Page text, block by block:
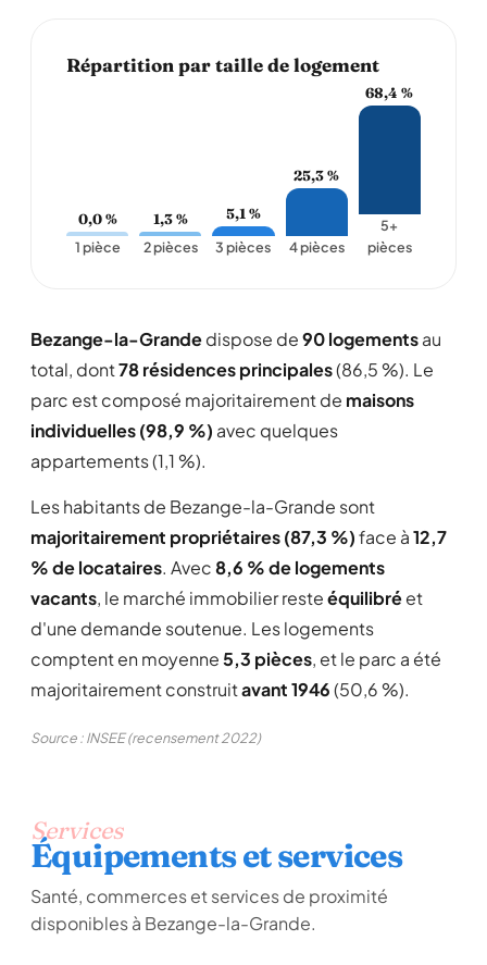
Répartition par taille de logement
0,0 %
1 pièce
1,3 %
2 pièces
5,1 %
3 pièces
25,3 %
4 pièces
68,4 %
5+
pièces
Bezange-la-Grandedispose de90 logementsau
total, dont78 résidences principales(86,5 %). Le
parc est composé majoritairement de maisons
individuelles (98,9 %) avec quelques
appartements (1,1 %).
Les habitants de Bezange-la-Grande sont
majoritairement propriétaires (87,3 %)face à12,7
% de locataires. Avec8,6 % de logements
vacants, le marché immobilier resteéquilibréet
d'une demande soutenue. Les logements
comptent en moyenne5,3 pièces, et le parc a été
majoritairement construitavant 1946(50,6 %).
Source : INSEE (recensement 2022)
Services
Équipements et services
Santé, commerces et services de proximité
disponibles à Bezange-la-Grande.